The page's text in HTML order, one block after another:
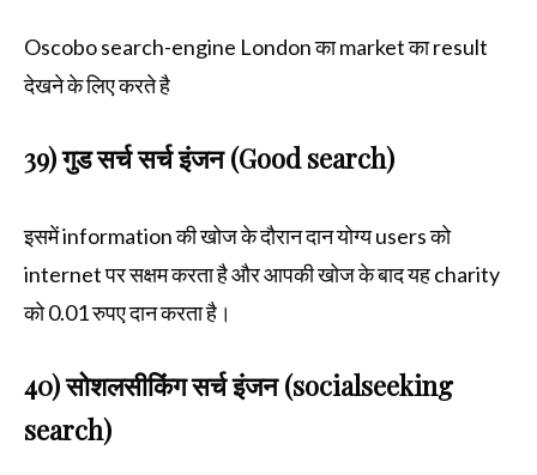
Oscobo search-engine London का market का result
देखने के लिए करते है
39) गुड सर्च सर्च इंजन (Good search)
इसमें information की खोज के दौरान दान योग्य users को
internet पर सक्षम करता है और आपकी खोज के बाद यह charity
को 0.01 रुपए दान करता है।
40) सोशलसीकिंग सर्च इंजन (socialseeking
search)